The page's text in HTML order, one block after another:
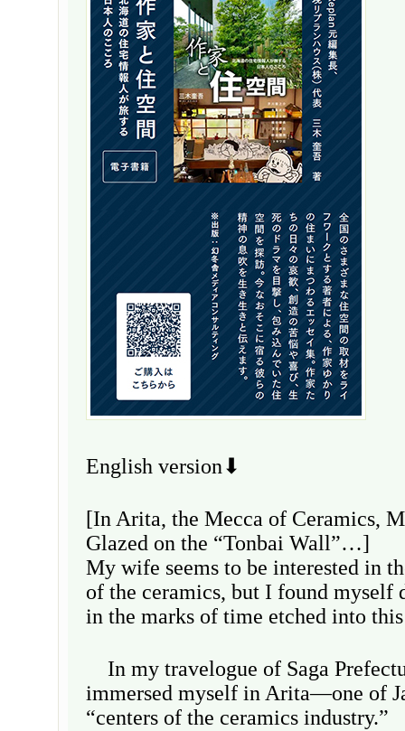
English version⬇
[In Arita, the Mecca of Ceramics,
Glazed on the “Tonbai Wall”…]
My wife seems to be interested in
of the ceramics, but I found myself
in the marks of time etched into
In my travelogue of Saga
immersed myself in Arita—one of
“centers of the ceramics industry.”